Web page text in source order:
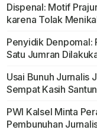
Dispenal: Motif
karena Tolak
Penyidik Denpomal:
Satu Jumran
Usai Bunuh Jurnalis
Sempat Kasih
PWI Kalsel Minta
Pembunuhan